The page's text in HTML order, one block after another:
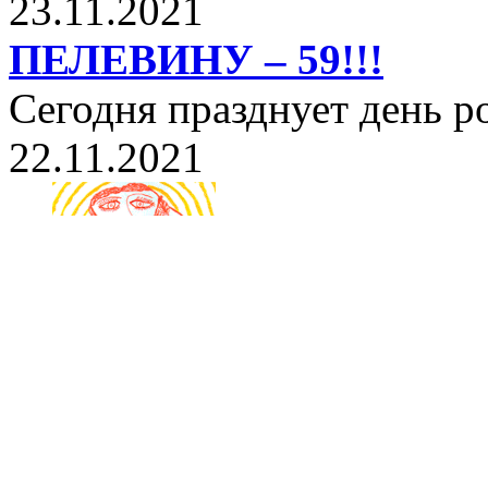
23.11.2021
ПЕЛЕВИНУ – 59!!!
Сегодня празднует день
22.11.2021